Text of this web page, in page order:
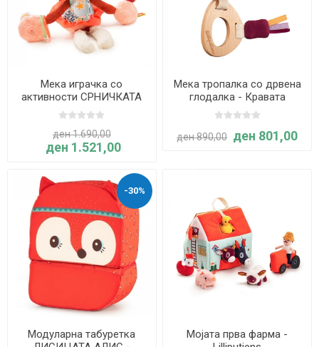
Мека играчка со
активности СРНИЧКАТА
СТЕЛА - Lilliputiens
ден 1.690,00
ден 1.521,00
Мека тропалка со дрвена
глодалка - Кравата
Розали - Lilliputiens
ден 890,00 ден 801,00
-30%
Модуларна табуретка
Мојата прва фарма -